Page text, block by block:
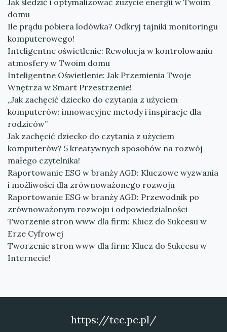
Jak śledzić i optymalizować zużycie energii w Twoim
domu
Ile prądu pobiera lodówka? Odkryj tajniki monitoringu
komputerowego!
Inteligentne oświetlenie: Rewolucja w kontrolowaniu
atmosfery w Twoim domu
Inteligentne Oświetlenie: Jak Przemienia Twoje
Wnętrza w Smart Przestrzenie!
„Jak zachęcić dziecko do czytania z użyciem
komputerów: innowacyjne metody i inspiracje dla
rodziców”
Jak zachęcić dziecko do czytania z użyciem
komputerów? 5 kreatywnych sposobów na rozwój
małego czytelnika!
Raportowanie ESG w branży AGD: Kluczowe wyzwania
i możliwości dla zrównoważonego rozwoju
Raportowanie ESG w branży AGD: Przewodnik po
zrównoważonym rozwoju i odpowiedzialności
Tworzenie stron www dla firm: Klucz do Sukcesu w
Erze Cyfrowej
Tworzenie stron www dla firm: Klucz do Sukcesu w
Internecie!
https://tec.pc.pl/